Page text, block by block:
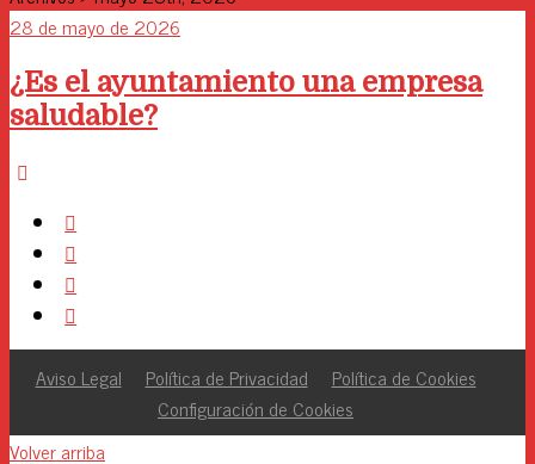
28 de mayo de 2026
¿Es el ayuntamiento una empresa
saludable?
Aviso Legal Política de Privacidad
Política de Cookies
Configuración de Cookies
Volver arriba